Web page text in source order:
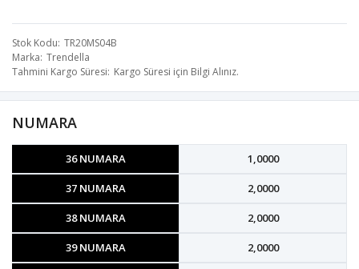
Stok Kodu TR20MS04B
Marka Trendella
Tahmini Kargo Süresi Kargo Süresi için Bilgi Alınız.
NUMARA
36 NUMARA 1,0000
37 NUMARA 2,0000
38 NUMARA 2,0000
39 NUMARA 2,0000